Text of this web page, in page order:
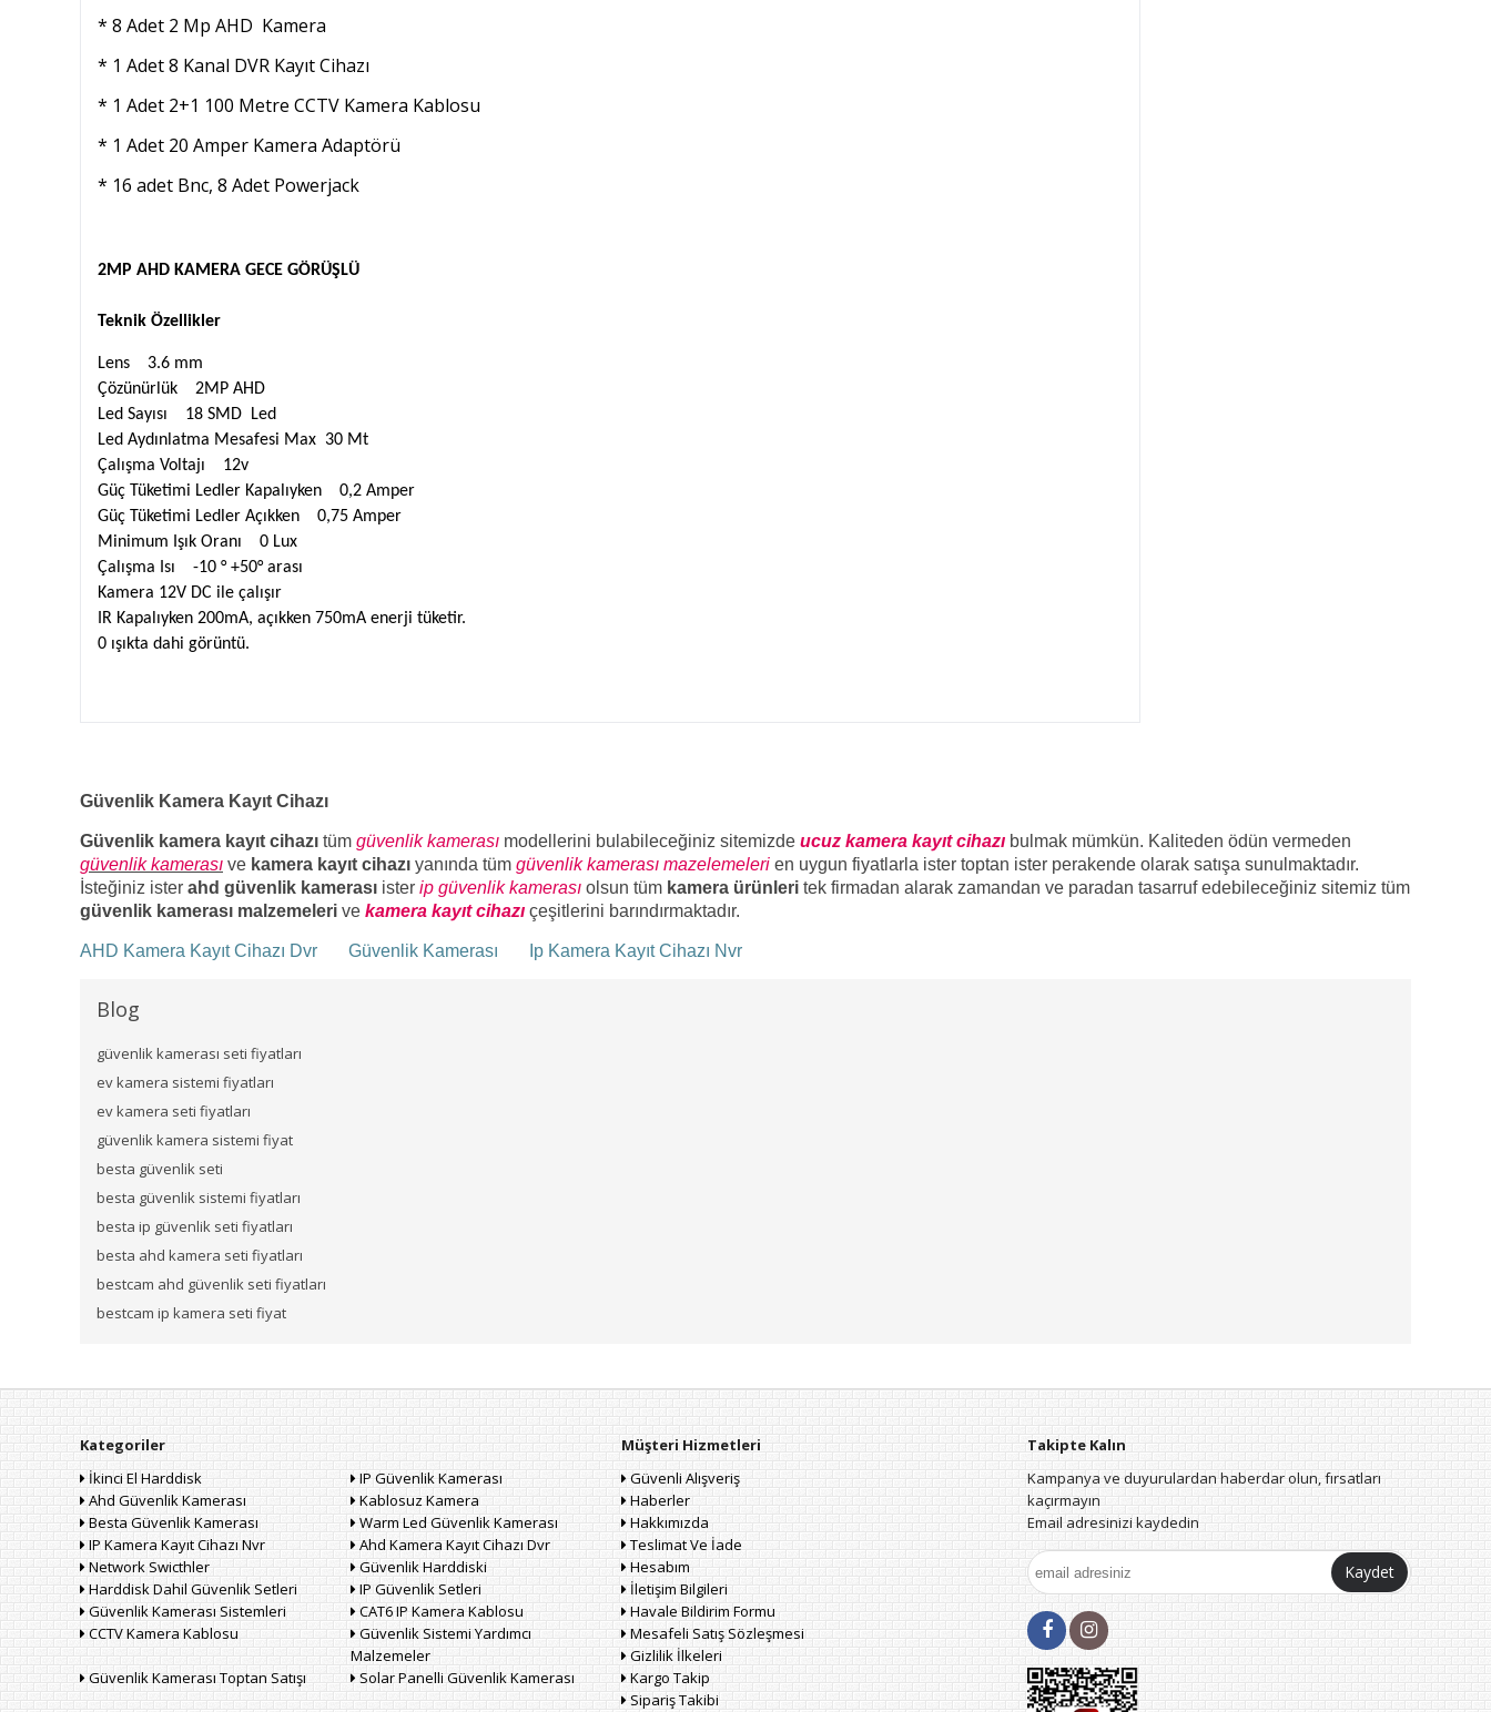
* 8 Adet 2 Mp AHD Kamera
* 1 Adet 8 Kanal DVR Kayıt Cihazı
* 1 Adet 2+1 100 Metre CCTV Kamera Kablosu
* 1 Adet 20 Amper Kamera Adaptörü
* 16 adet Bnc, 8 Adet Powerjack
2MP AHD KAMERA GECE GÖRÜŞLÜ
Teknik Özellikler
Lens 3.6 mm
Çözünürlük 2MP AHD
Led Sayısı 18 SMD Led
Led Aydınlatma Mesafesi Max 30 Mt
Çalışma Voltajı 12v
Güç Tüketimi Ledler Kapalıyken 0,2 Amper
Güç Tüketimi Ledler Açıkken 0,75 Amper
Minimum Işık Oranı 0 Lux
Çalışma Isı -10 ° +50° arası
Kamera 12V DC ile çalışır
IR Kapalıyken 200mA, açıkken 750mA enerji tüketir.
0 ışıkta dahi görüntü.
Güvenlik Kamera Kayıt Cihazı
Güvenlik kamera kayıt cihazı tüm güvenlik kamerası modellerini bulabileceğiniz sitemizde ucuz kamera kayıt cihazı bulmak mümkün. Kaliteden ödün vermeden
güvenlik kamerası ve kamera kayıt cihazı yanında tüm güvenlik kamerası mazelemeleri en uygun fiyatlarla ister toptan ister perakende olarak satışa sunulmaktadır.
İsteğiniz ister ahd güvenlik kamerası ister ip güvenlik kamerası olsun tüm kamera ürünleri tek firmadan alarak zamandan ve paradan tasarruf edebileceğiniz sitemiz tüm
güvenlik kamerası malzemeleri ve kamera kayıt cihazı çeşitlerini barındırmaktadır.
AHD Kamera Kayıt Cihazı Dvr Güvenlik Kamerası Ip Kamera Kayıt Cihazı Nvr
Blog
güvenlik kamerası seti fiyatları
ev kamera sistemi fiyatları
ev kamera seti fiyatları
güvenlik kamera sistemi fiyat
besta güvenlik seti
besta güvenlik sistemi fiyatları
besta ip güvenlik seti fiyatları
besta ahd kamera seti fiyatları
bestcam ahd güvenlik seti fiyatları
bestcam ip kamera seti fiyat
Kategoriler
İkinci El Harddisk
IP Güvenlik Kamerası
Ahd Güvenlik Kamerası
Kablosuz Kamera
Besta Güvenlik Kamerası
Warm Led Güvenlik Kamerası
IP Kamera Kayıt Cihazı Nvr
Ahd Kamera Kayıt Cihazı Dvr
Network Swicthler
Güvenlik Harddiski
Harddisk Dahil Güvenlik Setleri
IP Güvenlik Setleri
Güvenlik Kamerası Sistemleri
CAT6 IP Kamera Kablosu
CCTV Kamera Kablosu
Güvenlik Sistemi Yardımcı
Malzemeler
Güvenlik Kamerası Toptan Satışı
Solar Panelli Güvenlik Kamerası
Müşteri Hizmetleri
Güvenli Alışveriş
Haberler
Hakkımızda
Teslimat Ve İade
Hesabım
İletişim Bilgileri
Havale Bildirim Formu
Mesafeli Satış Sözleşmesi
Gizlilik İlkeleri
Kargo Takip
Sipariş Takibi
Takipte Kalın
Kampanya ve duyurulardan haberdar olun, fırsatları
kaçırmayın
Email adresinizi kaydedin
Kaydet